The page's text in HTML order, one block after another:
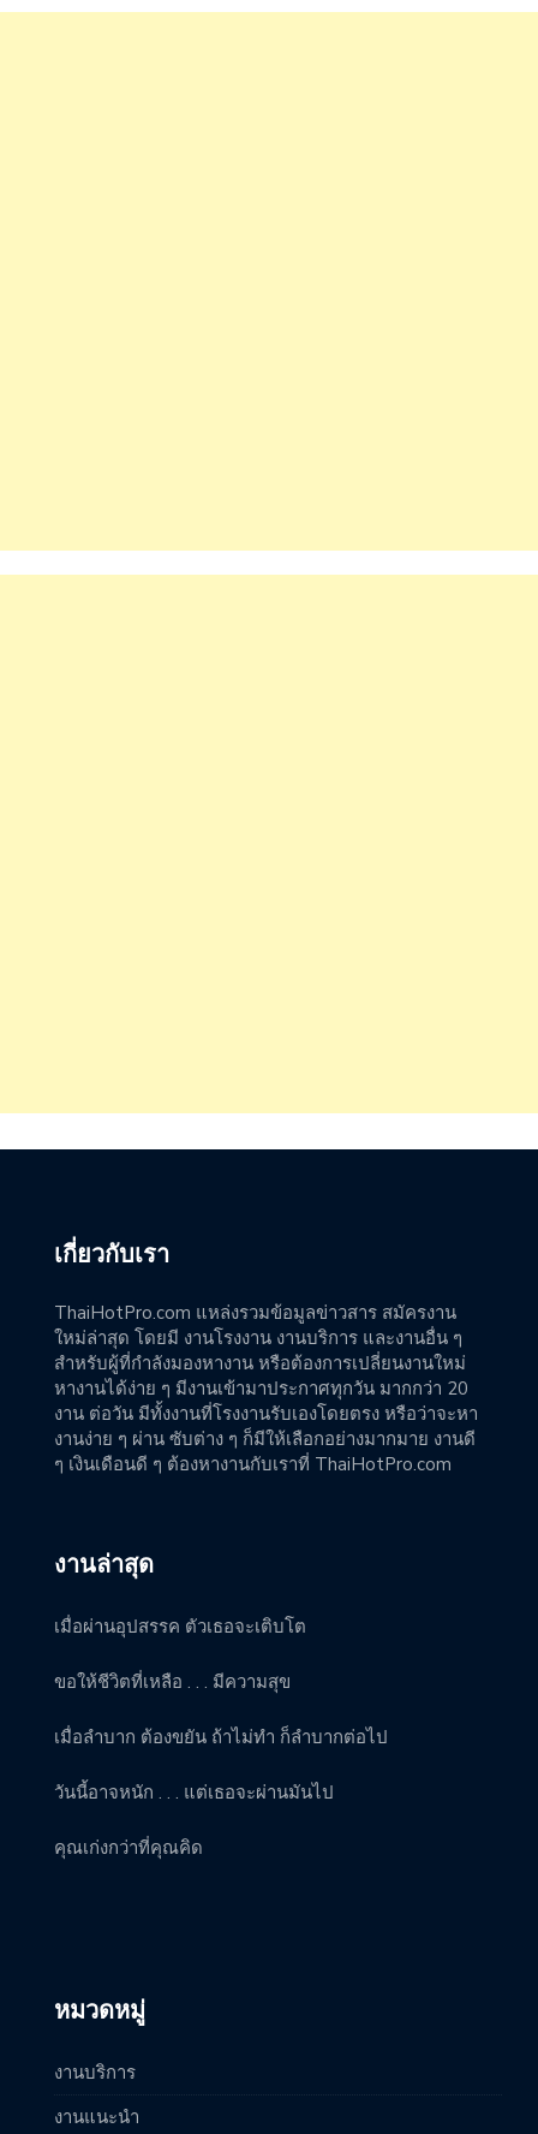
เกี่ยวกับเรา
ThaiHotPro.com แหล่งรวมข้อมูลข่าวสาร สมัครงาน
ใหม่ล่าสุด โดยมี งานโรงงาน งานบริการ และงานอื่น ๆ
สำหรับผู้ที่กำลังมองหางาน หรือต้องการเปลี่ยนงานใหม่
หางานได้ง่าย ๆ มีงานเข้ามาประกาศทุกวัน มากกว่า 20
งาน ต่อวัน มีทั้งงานที่โรงงานรับเองโดยตรง หรือว่าจะหา
งานง่าย ๆ ผ่าน ซับต่าง ๆ ก็มีให้เลือกอย่างมากมาย งานดี
ๆ เงินเดือนดี ๆ ต้องหางานกับเราที่ ThaiHotPro.com
งานล่าสุด
เมื่อผ่านอุปสรรค ตัวเธอจะเติบโต
ขอให้ชีวิตที่เหลือ . . . มีความสุข
เมื่อลำบาก ต้องขยัน ถ้าไม่ทำ ก็ลำบากต่อไป
วันนี้อาจหนัก . . . แต่เธอจะผ่านมันไป
คุณเก่งกว่าที่คุณคิด
หมวดหมู่
งานบริการ
งานแนะนำ